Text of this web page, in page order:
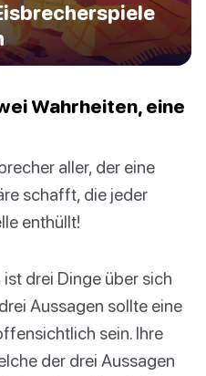
Wahrheiten, eine
aller, der eine
schafft, die jeder
enthüllt!
drei Dinge über sich
Aussagen sollte eine
sein. Ihre
der drei Aussagen